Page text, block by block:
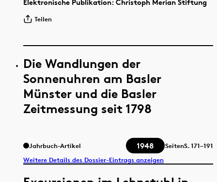
Elektronische Publikation: Christoph Merian Stiftung
Teilen
Die Wandlungen der
Sonnenuhren am Basler
Münster und die Basler
Zeitmessung seit 1798
Jahrbuch-Artikel 1948 SeitenS.171–191
Weitere Details des Dossier-Eintrags anzeigen